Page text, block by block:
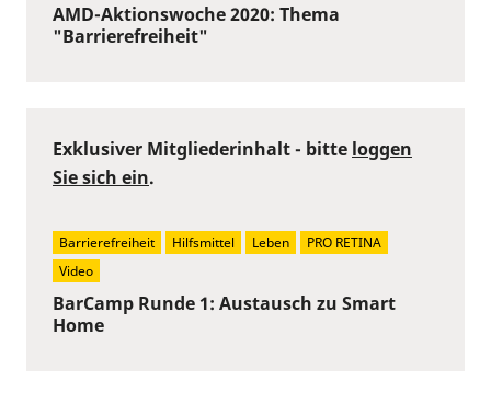
AMD-Aktionswoche 2020: Thema
"Barrierefreiheit"
BarCamp Runde 1: Austausch zu Smart
Home
Exklusiver Mitgliederinhalt - bitte loggen
Sie sich ein.
Barrierefreiheit Hilfsmittel Leben
PRO RETINA
Video